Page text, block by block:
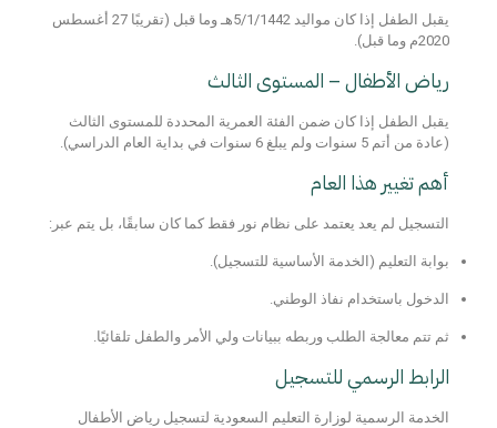
يقبل الطفل إذا كان مواليد 5/1/1442هـ وما قبل (تقريبًا
27 أغسطس
2020م وما قبل
).
رياض الأطفال – المستوى الثالث
يقبل الطفل إذا كان ضمن الفئة العمرية المحددة للمستوى الثالث
(عادة من أتم 5 سنوات ولم يبلغ 6 سنوات في بداية العام الدراسي).
أهم تغيير هذا العام
التسجيل لم يعد يعتمد على نظام نور فقط كما كان سابقًا، بل يتم عبر:
بوابة التعليم (الخدمة الأساسية للتسجيل).
الدخول باستخدام نفاذ الوطني.
ثم تتم معالجة الطلب وربطه ببيانات ولي الأمر والطفل تلقائيًا.
الرابط الرسمي للتسجيل
الخدمة الرسمية لوزارة التعليم السعودية لتسجيل رياض الأطفال